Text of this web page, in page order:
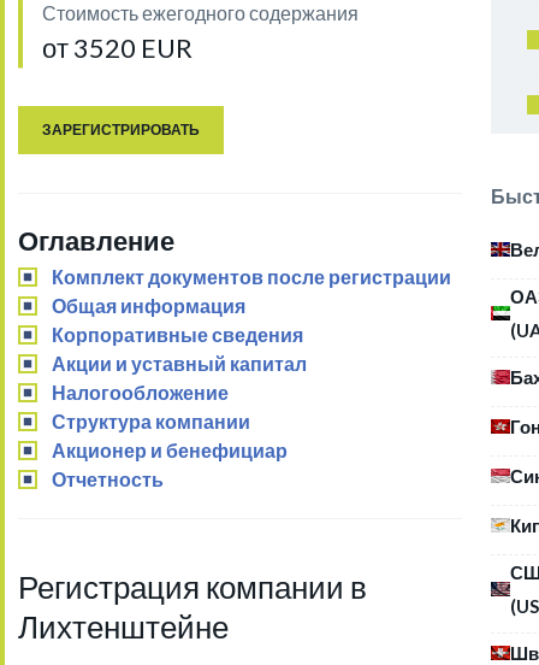
Стоимость ежегодного содержания
от 3520 EUR
ЗАРЕГИСТРИРОВАТЬ
Оглавление
Комплект документов после регистрации
Общая информация
Корпоративные сведения
Акции и уставный капитал
Налогообложение
Структура компании
Акционер и бенефициар
Отчетность
Регистрация компании в
Лихтенштейне